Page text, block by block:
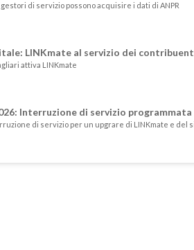
gestori di servizio possono acquisire i dati di ANPR
LINKmate al servizio dei
attiva LINKmate
Interruzione di servizio programmata
di servizio per un upgrare di LINKmate e del